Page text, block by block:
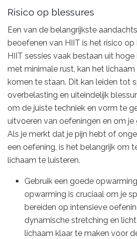
Risico op blessures
Een van de belangrijkste
beoefenen van HIIT is het risico
HIIT sessies vaak bestaan uit
met minimale rust, kan het
komen te staan. Dit kan leiden tot
overbelasting en uiteindelijk
om de juiste techniek en vorm te
uitvoeren van oefeningen en om je
Als je merkt dat je pijn hebt of
een oefening, is het belangrijk om
lichaam te luisteren.
Gebruik een goede
opwarming is cruciaal om je
bereiden op intensieve
dynamische stretching en
lichaam klaar te maken voor